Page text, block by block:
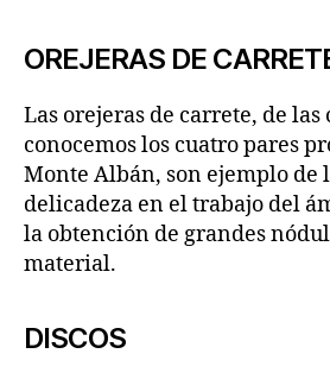
OREJERAS DE
Las orejeras de carrete, de las
conocemos los cuatro pares
Monte Albán, son ejemplo de
delicadeza en el trabajo del
la obtención de grandes
material.
DISCOS